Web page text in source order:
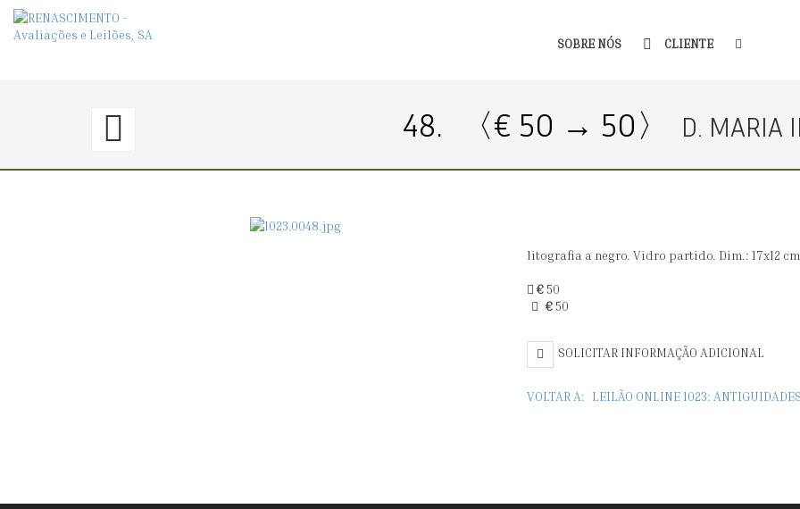
SOBRE NÓS CLIENTE
48. 〈€ 50 → 50〉 D. MARIA II
〈€
litografia a negro. Vidro partido. Dim.: 17x12
€50
€50
SOLICITAR INFORMAÇÃO ADICIONAL
VOLTAR A: LEILÃO ONLINE 1023: